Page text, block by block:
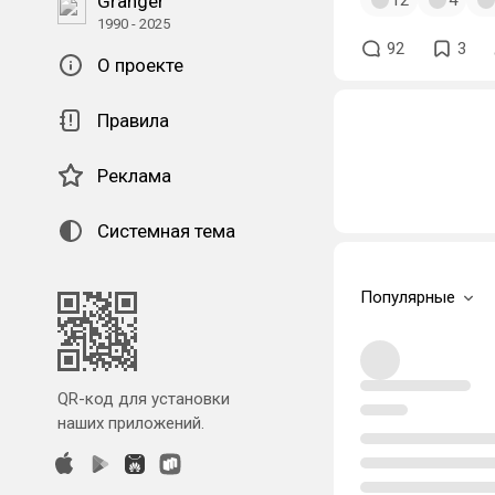
1990 - 2025
О проекте
Правила
Реклама
Системная тема
QR-код для установки
наших приложений.
92 3
Популярные